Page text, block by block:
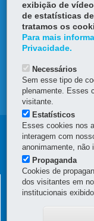
MAPA DO
DENUNCIE
OUVIDORIA
da
Escola
SECRETARIA DE
exibição de
de estatísticas
tratamos os
Para mais
Privacidade.
Necessários
Sem esse tipo de
plenamente. Esses
visitante.
Estatísticos
Esses cookies nos
interagem com
anonimamente, não
Propaganda
Cookies de
dos visitantes em
institucionais